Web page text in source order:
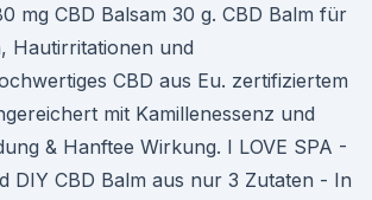
mg CBD Balsam 30 g. CBD Balm für
Hautirritationen und
CBD aus Eu. zertifiziertem
mit Kamillenessenz und
& Hanftee Wirkung. I LOVE SPA -
DIY CBD Balm aus nur 3 Zutaten - In